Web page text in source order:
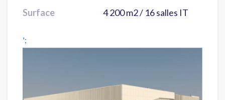
Surface 4 200 m2 / 16 salles IT
';